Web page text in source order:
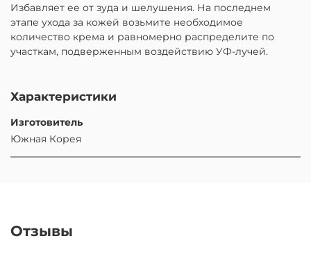
Избавляет ее от зуда и шелушения. На последнем
этапе ухода за кожей возьмите необходимое
количество крема и равномерно распределите по
участкам, подверженным воздействию УФ-лучей.
Характеристики
Изготовитель
Южная Корея
Отзывы